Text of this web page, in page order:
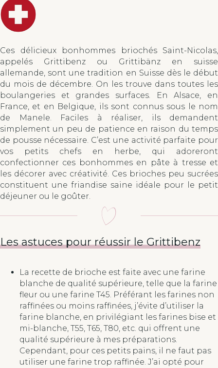
Ces délicieux bonhommes briochés Saint-Nicolas,
appelés Grittibenz ou Grittibänz en suisse
allemande, sont une tradition en Suisse dès le début
du mois de décembre. On les trouve dans toutes les
boulangeries et grandes surfaces. En Alsace, en
France, et en Belgique, ils sont connus sous le nom
de Manele. Faciles à réaliser, ils demandent
simplement un peu de patience en raison du temps
de pousse nécessaire. C’est une activité parfaite pour
vos petits chefs en herbe, qui adoreront
confectionner ces bonhommes en pâte à tresse et
les décorer avec créativité. Ces brioches peu sucrées
constituent une friandise saine idéale pour le petit
déjeuner ou le goûter.
Les astuces pour réussir le Grittibenz
La recette de brioche est faite avec une farine
blanche de qualité supérieure, telle que la farine
fleur ou une farine T45. Préférant les farines non
raffinées ou moins raffinées, j’évite d’utiliser la
farine blanche, en privilégiant les farines bise et
mi-blanche, T55, T65, T80, etc. qui offrent une
qualité supérieure à mes préparations.
Cependant, pour ces petits pains, il ne faut pas
utiliser une farine trop raffinée. J’ai opté pour